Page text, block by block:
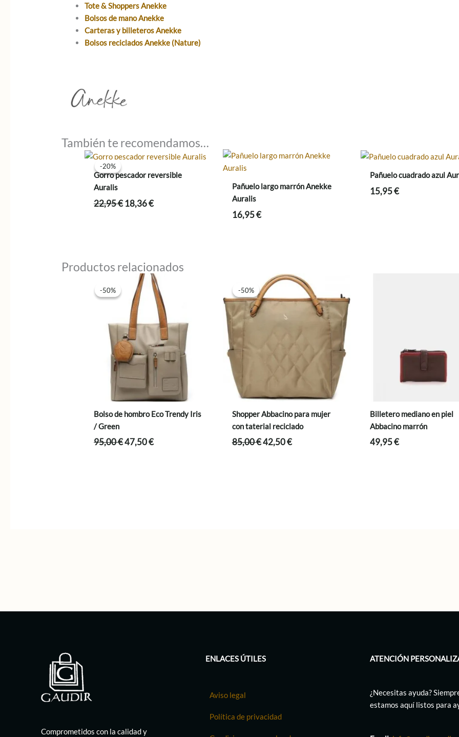
Tote & Shoppers Anekke
Bolsos de mano Anekke
Carteras y billeteros Anekke
Bolsos reciclados Anekke (Nature)
También te recomendamos…
-20%
-20%
Gorro pescador reversible
Auralis
22,95€El
18,36€El
Pañuelo largo marrón Anekke
Auralis
16,95€
Pañuelo cuadrado azul
15,95€
Productos relacionados
-50%
-50%
Bolso de hombro Eco Trendy Iris
/ Green
95,00€El
47,50€El
-50%
-50%
Shopper Abbacino para mujer
con taterial reciclado
85,00€El
42,50€El
Billetero mediano en piel
Abbacino marrón
49,95€
Comprometidos con la calidad y
ENLACES ÚTILES
Aviso legal
Política de privacidad
ATENCIÓN
¿Necesitas ayuda?
estamos aquí listos para